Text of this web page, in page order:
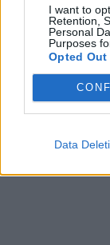
I want to
Retention,
Personal
Purposes
Opted Out
Data